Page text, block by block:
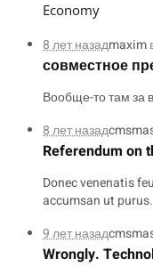
Economy
8 лет назадmaxim
совместное
Вообще-то там за
8 лет назад
Referendum on
Donec venenatis
accumsan ut
9 лет назад
Wrongly.